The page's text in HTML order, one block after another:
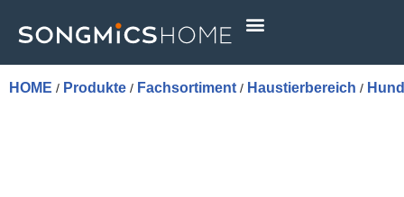
Skip
to
HOME / Produkte / Fachsortiment / Haustierbereich /